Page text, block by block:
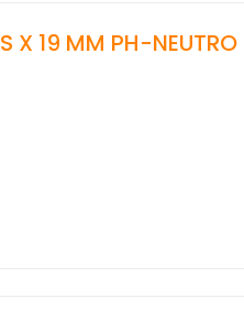
X 19 MM PH-NEUTRO